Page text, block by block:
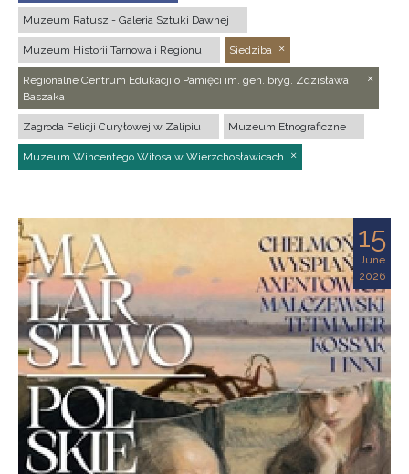
Muzeum Ratusz - Galeria Sztuki Dawnej
Muzeum Historii Tarnowa i Regionu Siedziba
Regionalne Centrum Edukacji o Pamięci im. gen. bryg. Zdzisława
Baszaka
Zagroda Felicji Curyłowej w Zalipiu Muzeum Etnograficzne
Muzeum Wincentego Witosa w Wierzchosławicach
15
June
2026